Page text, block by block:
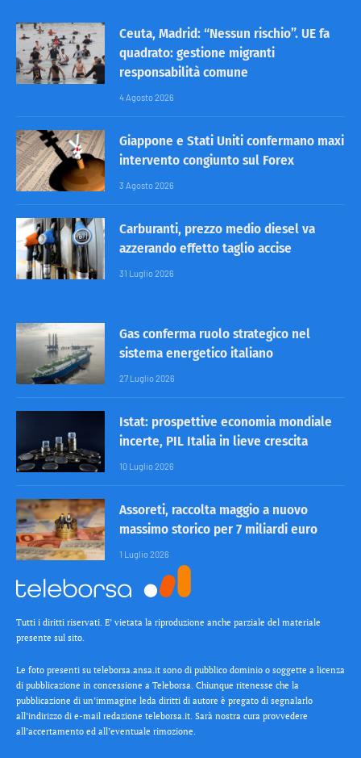
Ceuta, Madrid: “Nessun rischio”. UE fa
quadrato: gestione migranti
responsabilità comune
4 Agosto 2026
Giappone e Stati Uniti confermano maxi
intervento congiunto sul Forex
3 Agosto 2026
Carburanti, prezzo medio diesel va
azzerando effetto taglio accise
31 Luglio 2026
Gas conferma ruolo strategico nel
sistema energetico italiano
27 Luglio 2026
Istat: prospettive economia mondiale
incerte, PIL Italia in lieve crescita
10 Luglio 2026
Assoreti, raccolta maggio a nuovo
massimo storico per 7 miliardi euro
1 Luglio 2026
Tutti i diritti riservati. E’ vietata la riproduzione anche parziale del materiale
presente sul sito.
Le foto presenti su teleborsa.ansa.it sono di pubblico dominio o soggette a licenza
di pubblicazione in concessione a Teleborsa. Chiunque ritenesse che la
pubblicazione di un’immagine leda diritti di autore è pregato di segnalarlo
all’indirizzo di e-mail redazione teleborsa.it. Sarà nostra cura provvedere
all’accertamento ed all’eventuale rimozione.